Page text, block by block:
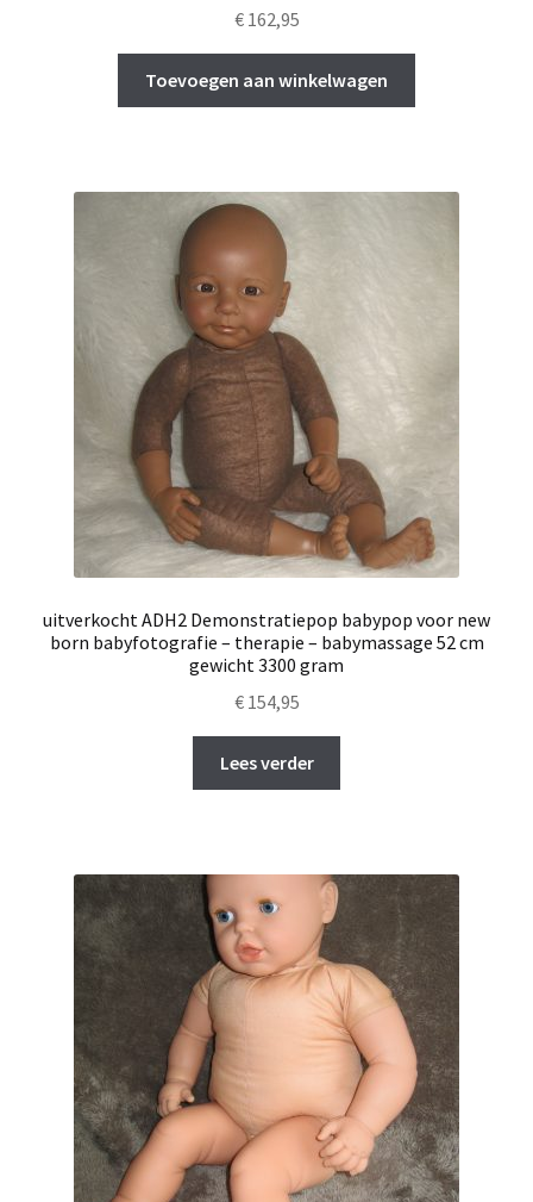
€162,95
Toevoegen aan winkelwagen
uitverkocht ADH2 Demonstratiepop babypop voor new
born babyfotografie – therapie – babymassage 52 cm
gewicht 3300 gram
€154,95
Lees verder